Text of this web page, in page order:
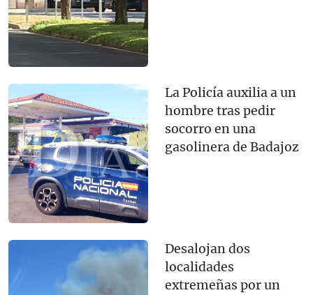
La Policía auxilia a un
hombre tras pedir
socorro en una
gasolinera de Badajoz
Desalojan dos
localidades
extremeñas por un